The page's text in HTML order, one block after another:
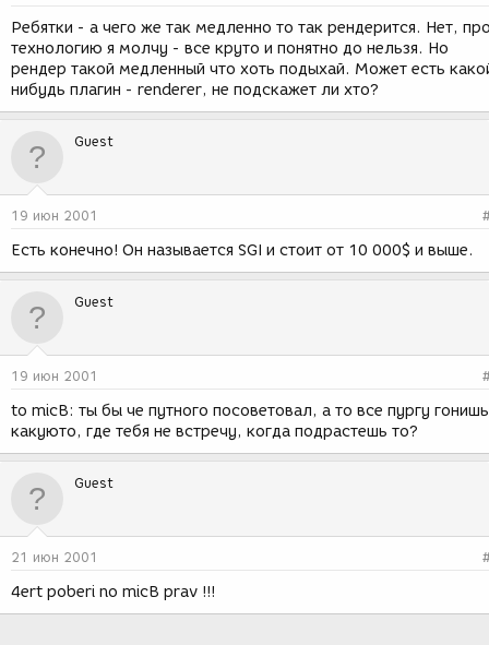
н
и
я
Ребятки - а чего же так медленно то так рендерится. Нет,
технологию я молчу - все круто и понятно до нельзя. Но
рендер такой медленный что хоть подыхай. Может есть
нибудь плагин - renderer, не подскажет ли хто?
Guest
19 июн 2001
Есть конечно! Он называется SGI и стоит от 10 000$ и выше.
Guest
19 июн 2001
to micB: ты бы че путного посоветовал, а то все пургу гонишь
какуюто, где тебя не встречу, когда подрастешь то?
Guest
21 июн 2001
4ert poberi no micB prav !!!